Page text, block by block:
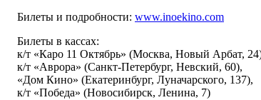
Билеты и подробности: www.inoekino.com
Билеты в кассах:
к/т «Каро 11 Октябрь» (Москва, Новый Арбат,
к/т «Аврора» (Санкт-Петербург, Невский, 60),
«Дом Кино» (Екатеринбург, Луначарского, 137),
к/т «Победа» (Новосибирск, Ленина, 7)